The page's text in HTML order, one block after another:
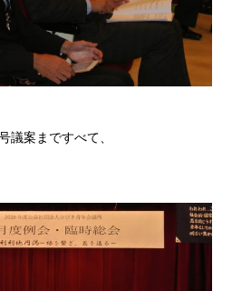
議案まですべて、